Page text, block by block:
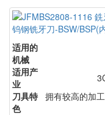
钨钢铣牙刀-BSW/BSP(
适用的
机械
适用产
业
刀具特
色
拥有较高的加